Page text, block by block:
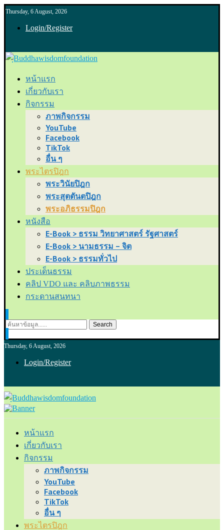
Thursday, 6 August, 2026
Login/Register
หน้าแรก
เกี่ยวกับเรา
กิจกรรม
ภาพกิจกรรม
YouTube
Facebook
TikTok
อื่น ๆ
พระไตรปิฎก
พระวินัยปิฎก
พระสุตตันตปิฎก
พระอภิธรรมปิฎก
หนังสือ
E-Book > ธรรม วิทยาศาสตร์ รัฐศาสตร์
E-Book > นามธรรม – จิต
E-Book > ธรรมทั่วไป
ประเด็นธรรม
คลิป VDO และ คลิบภาพธรรม
กระดานสนทนา
Search
Thursday, 6 August, 2026
Login/Register
หน้าแรก
เกี่ยวกับเรา
กิจกรรม
ภาพกิจกรรม
YouTube
Facebook
TikTok
อื่น ๆ
พระไตรปิฎก